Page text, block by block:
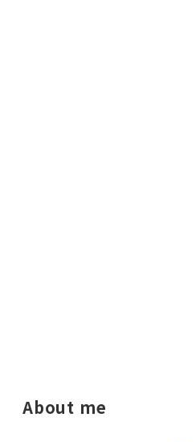
About me